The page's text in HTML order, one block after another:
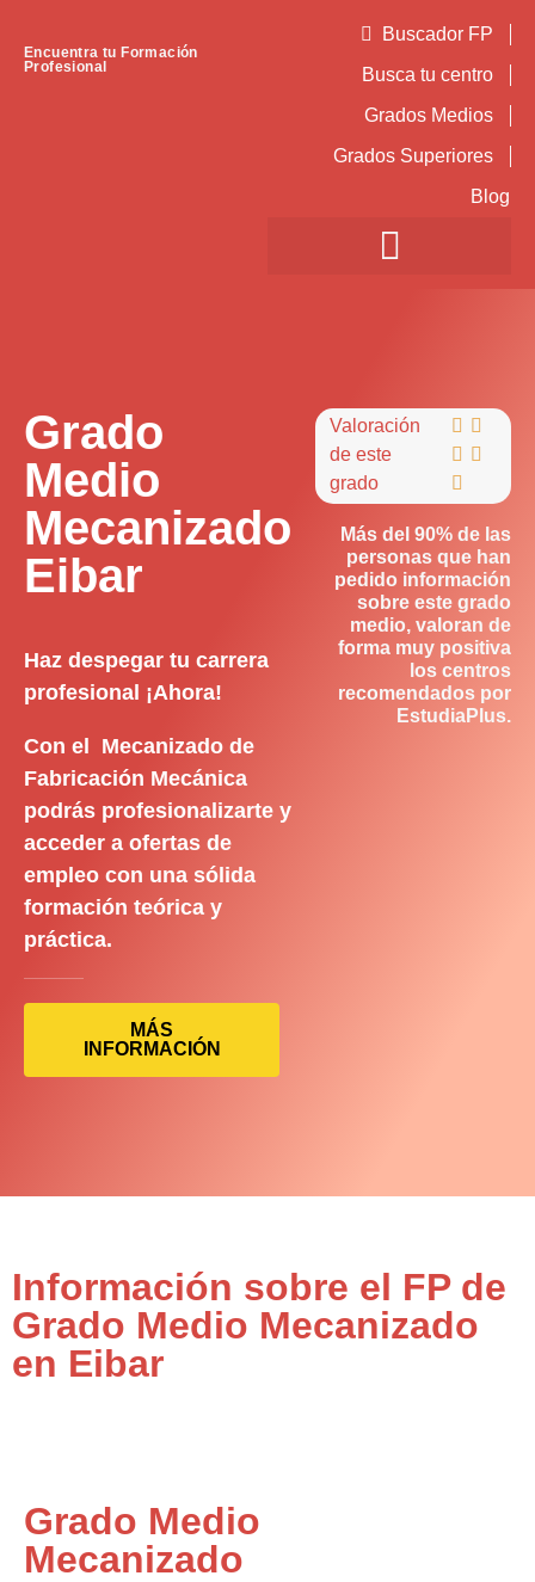
Encuentra tu Formación
Profesional
Buscador FP
Busca tu centro
Grados Medios
Grados Superiores
Blog
Grado
Medio
Mecanizado
Eibar
Haz despegar tu carrera
profesional ¡Ahora!
Con el Mecanizado de
Fabricación Mecánica
podrás profesionalizarte y
acceder a ofertas de
empleo con una sólida
formación teórica y
práctica.
MÁS
INFORMACIÓN
Valoración
de este
grado
 
 

Más del 90% de las
personas que han
pedido información
sobre este grado
medio, valoran de
forma muy positiva
los centros
recomendados por
EstudiaPlus.
Información sobre el FP de
Grado Medio Mecanizado
en Eibar
Grado Medio
Mecanizado